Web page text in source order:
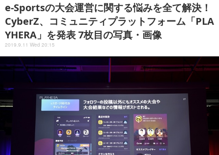
e-Sportsの大会運営に関する悩みを全て解決！
CyberZ、コミュニティプラットフォーム「PLA
YHERA」を発表 7枚目の写真・画像
2019.9.11 Wed 20:15